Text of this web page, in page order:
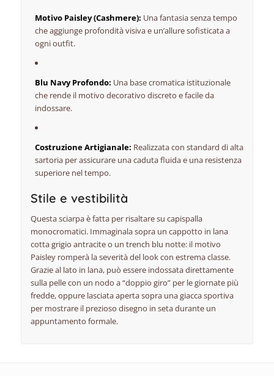
Motivo Paisley (Cashmere): Una fantasia senza tempo
che aggiunge profondità visiva e un’allure sofisticata a
ogni outfit.
Blu Navy Profondo: Una base cromatica istituzionale
che rende il motivo decorativo discreto e facile da
indossare.
Costruzione Artigianale: Realizzata con standard di alta
sartoria per assicurare una caduta fluida e una resistenza
superiore nel tempo.
Stile e vestibilità
Questa sciarpa è fatta per risaltare su capispalla
monocromatici. Immaginala sopra un cappotto in lana
cotta grigio antracite o un trench blu notte: il motivo
Paisley romperà la severità del look con estrema classe.
Grazie al lato in lana, può essere indossata direttamente
sulla pelle con un nodo a “doppio giro” per le giornate più
fredde, oppure lasciata aperta sopra una giacca sportiva
per mostrare il prezioso disegno in seta durante un
appuntamento formale.